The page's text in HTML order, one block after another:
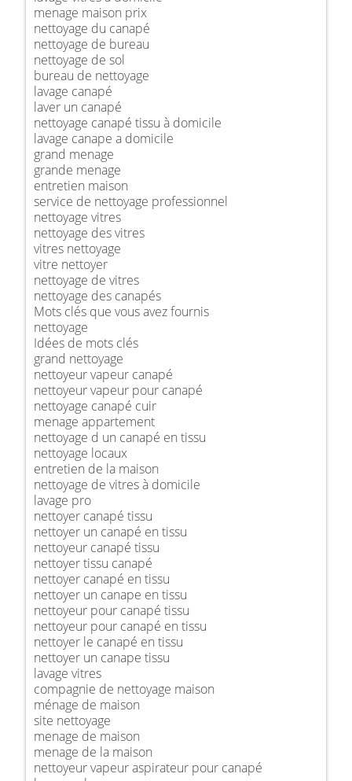
menage maison prix
nettoyage du canapé
nettoyage de bureau
nettoyage de sol
bureau de nettoyage
lavage canapé
laver un canapé
nettoyage canapé tissu à domicile
lavage canape a domicile
grand menage
grande menage
entretien maison
service de nettoyage professionnel
nettoyage vitres
nettoyage des vitres
vitres nettoyage
vitre nettoyer
nettoyage de vitres
nettoyage des canapés
Mots clés que vous avez fournis
nettoyage
Idées de mots clés
grand nettoyage
nettoyeur vapeur canapé
nettoyeur vapeur pour canapé
nettoyage canapé cuir
menage appartement
nettoyage d un canapé en tissu
nettoyage locaux
entretien de la maison
nettoyage de vitres à domicile
lavage pro
nettoyer canapé tissu
nettoyer un canapé en tissu
nettoyeur canapé tissu
nettoyer tissu canapé
nettoyer canapé en tissu
nettoyer un canape en tissu
nettoyeur pour canapé tissu
nettoyeur pour canapé en tissu
nettoyer le canapé en tissu
nettoyer un canape tissu
lavage vitres
compagnie de nettoyage maison
ménage de maison
site nettoyage
menage de maison
menage de la maison
nettoyeur vapeur aspirateur pour canapé